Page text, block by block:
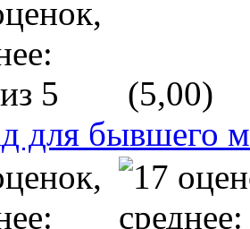
(5,00)
для бывшего